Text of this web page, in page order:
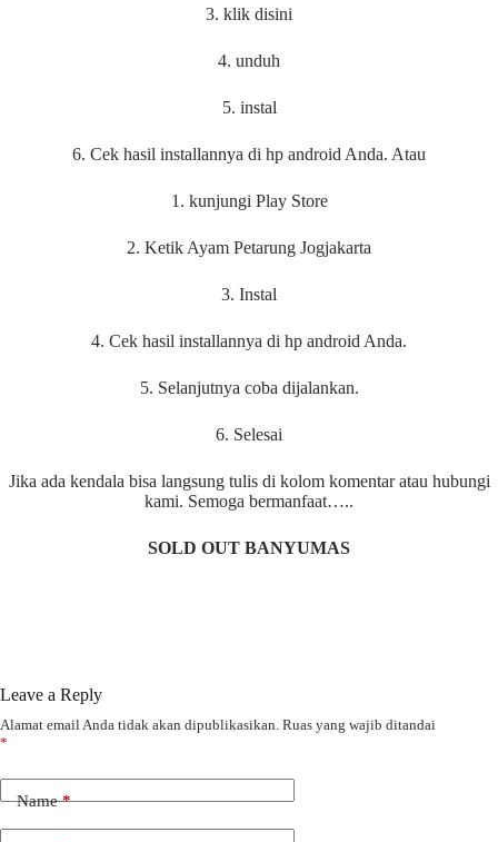
3. klik disini
4. unduh
5. instal
6. Cek hasil installannya di hp android Anda. Atau
1. kunjungi Play Store
2. Ketik Ayam Petarung Jogjakarta
3. Instal
4. Cek hasil installannya di hp android Anda.
5. Selanjutnya coba dijalankan.
6. Selesai
Jika ada kendala bisa langsung tulis di kolom komentar atau hubungi
kami. Semoga bermanfaat…..
SOLD OUT BANYUMAS
Leave a Reply
Alamat email Anda tidak akan dipublikasikan. Ruas yang wajib ditandai
*
Name*